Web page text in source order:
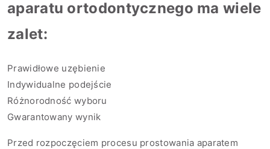
aparatu ortodontycznego ma wiele
zalet:
Prawidłowe uzębienie
Indywidualne podejście
Różnorodność wyboru
Gwarantowany wynik
Przed rozpoczęciem procesu prostowania aparatem